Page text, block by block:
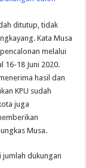
ditutup, tidak
Kata Musa
melalui
16-18 Juni 2020.
hasil dan
KPU sudah
juga
Musa.
jumlah dukungan